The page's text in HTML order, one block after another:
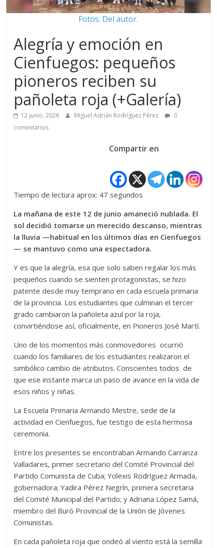
Fotos: Del autor.
Alegría y emoción en
Cienfuegos: pequeños
pioneros reciben su
pañoleta roja (+Galería)
12 junio, 2026 Miguel Adrián Rodríguez Pérez
0
comentarios
Compartir en
Tiempo de lectura aprox: 47 segundos
La mañana de este 12 de junio amaneció nublada. El
sol decidió tomarse un merecido descanso, mientras
la lluvia —habitual en los últimos días en Cienfuegos
— se mantuvo como una espectadora.
Y es que la alegría, esa que solo saben regalar los más
pequeños cuando se sienten protagonistas, se hizo
patente desde muy temprano en cada escuela primaria
de la provincia. Los estudiantes que culminan el tercer
grado cambiaron la pañoleta azul por la roja,
convirtiéndose así, oficialmente, en Pioneros José Martí.
Uno de los momentos más conmovedores ocurrió
cuando los familiares de los estudiantes realizaron el
simbólico cambio de atributos. Conscientes todos de
que ese instante marca un paso de avance en la vida de
esos niños y niñas.
La Escuela Primaria Armando Mestre, sede de la
actividad en Cienfuegos, fue testigo de esta hermosa
ceremonia.
Entre los presentes se encontraban Armando Carranza
Valladares, primer secretario del Comité Provincial del
Partido Comunista de Cuba; Yolexis Rodríguez Armada,
gobernadora; Yadira Pérez Negrín, primera secretaria
del Comité Municipal del Partido; y Adriana López Samá,
miembro del Buró Provincial de la Unión de Jóvenes
Comunistas.
En cada pañoleta roja que ondeó al viento está la semilla